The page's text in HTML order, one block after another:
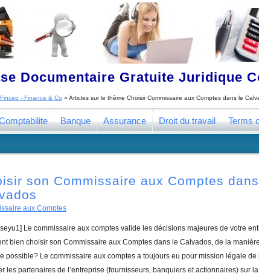
Documentaire Gratuite Juridique
Finceo - Finance & Co » Articles sur le thème Choisir Commissaire aux Comptes dans le
Banque Assurance Droit du travail Terms
son Commissaire aux Comptes
aux Comptes
Le commissaire aux comptes valide les décisions majeures de votre
bien choisir son Commissaire aux Comptes dans le Calvados, de la
possible? Le commissaire aux comptes a toujours eu pour mission légale de
les partenaires de l’entreprise (fournisseurs, banquiers et actionnaires) sur